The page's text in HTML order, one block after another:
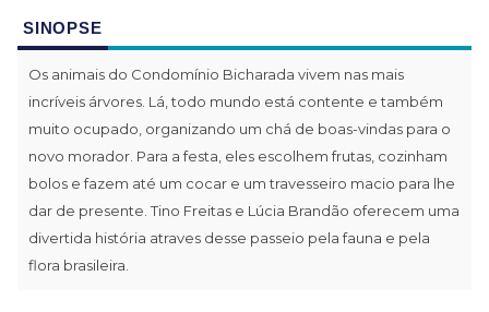
SINOPSE
Os animais do Condomínio Bicharada vivem nas mais
incríveis árvores. Lá, todo mundo está contente e também
muito ocupado, organizando um chá de boas-vindas para o
novo morador. Para a festa, eles escolhem frutas, cozinham
bolos e fazem até um cocar e um travesseiro macio para lhe
dar de presente. Tino Freitas e Lúcia Brandão oferecem uma
divertida história atraves desse passeio pela fauna e pela
flora brasileira.